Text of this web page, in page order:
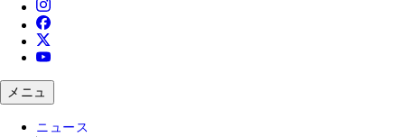
メニュ
ニュース